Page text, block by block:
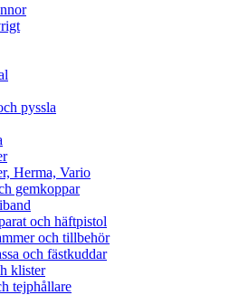
pyssla
Herma, Vario
gemkoppar
och häftpistol
och tillbehör
och fästkuddar
klister
tejphållare